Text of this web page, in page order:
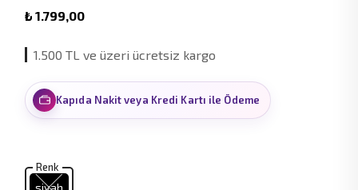
₺ 1.799,00
1.500 TL ve üzeri ücretsiz kargo
Kapıda Nakit veya Kredi Kartı ile Ödeme
Renk
siyah